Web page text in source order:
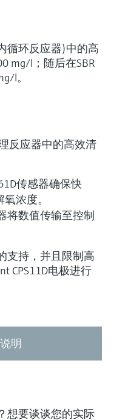
循环反应器)中的高
mg/l；随后在SBR
l。
反应器中的高效清
传感器确保快
浓度。
将数值传输至控制
支持，并且限制高
CPS11D电极进行
明
想要谈谈您的实际